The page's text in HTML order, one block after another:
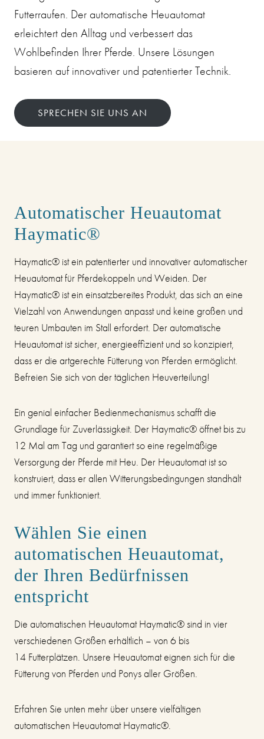
Futterraufen. Der automatische Heuautomat
erleichtert den Alltag und verbessert das
Wohlbefinden Ihrer Pferde. Unsere Lösungen
basieren auf innovativer und patentierter Technik.
SPRECHEN SIE UNS AN
Automatischer Heuautomat
Haymatic®
Haymatic® ist ein patentierter und innovativer automatischer
Heuautomat für Pferdekoppeln und Weiden. Der
Haymatic® ist ein einsatzbereites Produkt, das sich an eine
Vielzahl von Anwendungen anpasst und keine großen und
teuren Umbauten im Stall erfordert. Der automatische
Heuautomat ist sicher, energieeffizient und so konzipiert,
dass er die artgerechte Fütterung von Pferden ermöglicht.
Befreien Sie sich von der täglichen Heuverteilung!
Ein genial einfacher Bedienmechanismus schafft die
Grundlage für Zuverlässigkeit. Der Haymatic® öffnet bis zu
12 Mal am Tag und garantiert so eine regelmäßige
Versorgung der Pferde mit Heu. Der Heuautomat ist so
konstruiert, dass er allen Witterungsbedingungen standhält
und immer funktioniert.
Wählen Sie einen
automatischen Heuautomat,
der Ihren Bedürfnissen
entspricht
Die automatischen Heuautomat Haymatic® sind in vier
verschiedenen Größen erhältlich – von 6 bis
14 Futterplätzen. Unsere Heuautomat eignen sich für die
Fütterung von Pferden und Ponys aller Größen.
Erfahren Sie unten mehr über unsere vielfältigen
automatischen Heuautomat Haymatic®.